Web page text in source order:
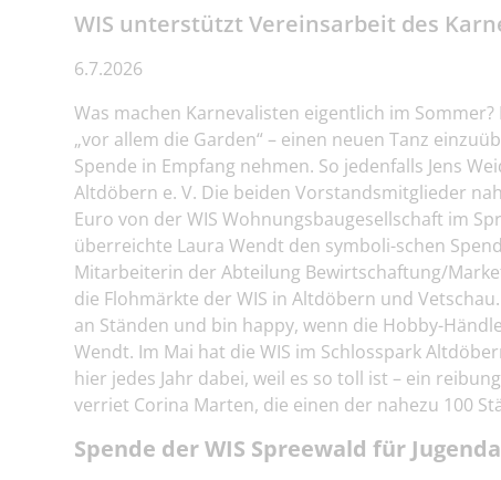
WIS unterstützt Vereinsarbeit des
6.7.2026
Was machen Karnevalisten eigentlich im
„vor allem die Garden“ – einen neuen Tanz
Spende in Empfang nehmen. So jedenfalls Jens
Altdöbern e. V. Die beiden Vorstandsmitglieder
Euro von der WIS Wohnungsbaugesellschaft im
überreichte Laura Wendt den symboli-schen
Mitarbeiterin der Abteilung Bewirtschaftung/
die Flohmärkte der WIS in Altdöbern und
an Ständen und bin happy, wenn die Hobby-
Wendt. Im Mai hat die WIS im Schlosspark
hier jedes Jahr dabei, weil es so toll ist – ein
verriet Corina Marten, die einen der nahezu 100
Spende der WIS Spreewald für